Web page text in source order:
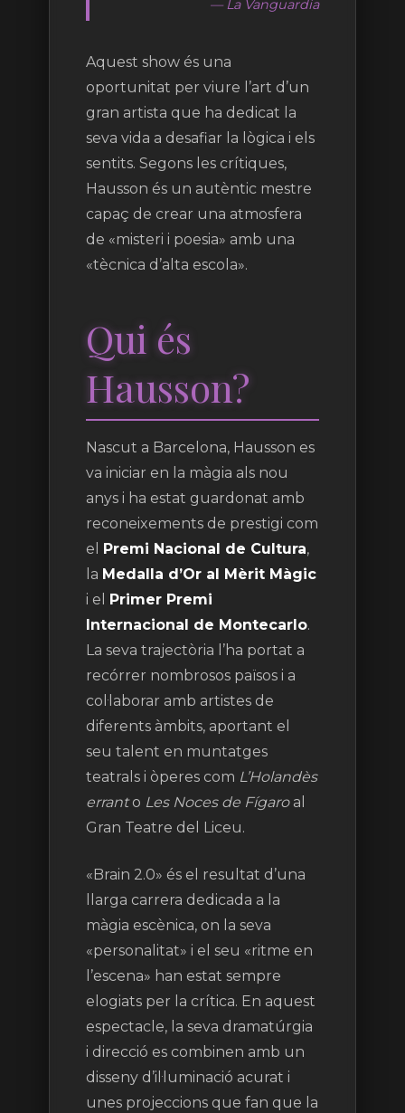
— La Vanguardia
Aquest show és una
oportunitat per viure l’art d’un
gran artista que ha dedicat la
seva vida a desafiar la lògica i els
sentits. Segons les crítiques,
Hausson és un autèntic mestre
capaç de crear una atmosfera
de «misteri i poesia» amb una
«tècnica d’alta escola».
Qui és
Hausson?
Nascut a Barcelona, Hausson es
va iniciar en la màgia als nou
anys i ha estat guardonat amb
reconeixements de prestigi com
el
Premi Nacional de Cultura,
la Medalla d’Or al Mèrit Màgic
i el
Primer Premi
Internacional de Montecarlo.
La seva trajectòria l’ha portat a
recórrer nombrosos països i a
col·laborar amb artistes de
diferents àmbits, aportant el
seu talent en muntatges
teatrals i òperes com L’Holandès
erranto Les Noces de Fígaroal
Gran Teatre del Liceu.
«Brain 2.0» és el resultat d’una
llarga carrera dedicada a la
màgia escènica, on la seva
«personalitat» i el seu «ritme en
l’escena» han estat sempre
elogiats per la crítica. En aquest
espectacle, la seva dramatúrgia
i direcció es combinen amb un
disseny d’il·luminació acurat i
unes projeccions que fan que la